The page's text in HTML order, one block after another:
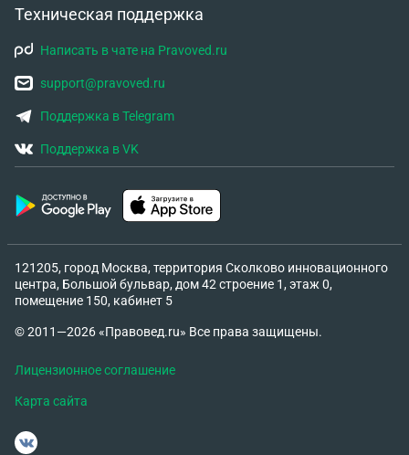
Техническая поддержка
Написать в чате на Pravoved.ru
support@pravoved.ru
Поддержка в Telegram
Поддержка в VK
121205, город Москва, территория Сколково инновационного
центра, Большой бульвар, дом 42 строение 1, этаж 0,
помещение 150, кабинет 5
© 2011—2026 «Правовед.ru» Все права защищены.
Лицензионное соглашение
Карта сайта